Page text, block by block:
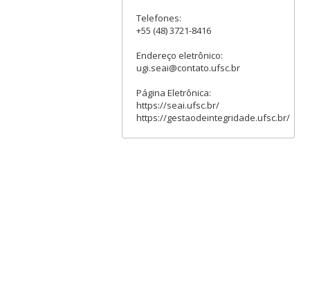
Telefones:
+55 (48) 3721-8416
Endereço eletrônico:
ugi.seai@contato.ufsc.br
Página Eletrônica:
https://seai.ufsc.br/
https://gestaodeintegridade.ufsc.br/